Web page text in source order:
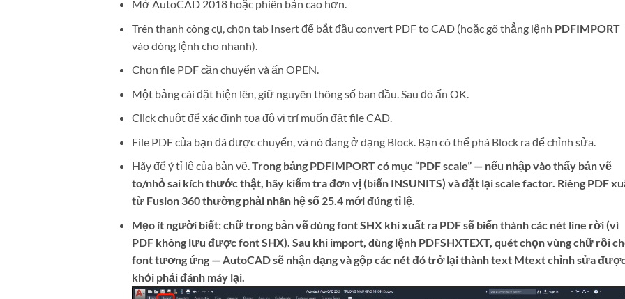
Mở AutoCAD 2018 hoặc phiên bản cao hơn.
Trên thanh công cụ, chọn tab Insert để bắt đầu convert PDF to CAD (hoặc gõ thẳng lệnh PDFIMPORT
vào dòng lệnh cho nhanh).
Chọn file PDF cần chuyển và ấn OPEN.
Một bảng cài đặt hiện lên, giữ nguyên thông số ban đầu. Sau đó ấn OK.
Click chuột để xác định tọa độ vị trí muốn đặt file CAD.
File PDF của bạn đã được chuyển, và nó đang ở dạng Block. Bạn có thể phá Block ra để chỉnh sửa.
Hãy để ý tỉ lệ của bản vẽ.Trong bảng PDFIMPORT có mục “PDF scale” — nếu nhập vào thấy bản vẽ
to/nhỏ sai kích thước thật, hãy kiểm tra đơn vị (biến INSUNITS) và đặt lại scale factor. Riêng PDF
từ Fusion 360 thường phải nhân hệ số 25.4 mới đúng tỉ lệ.
Mẹo ít người biết: chữ trong bản vẽ dùng font SHX khi xuất ra PDF sẽ biến thành các nét line rời (vì
PDF không lưu được font SHX). Sau khi import, dùng lệnh PDFSHXTEXT, quét chọn vùng chữ rồi
font tương ứng — AutoCAD sẽ nhận dạng và gộp các nét đó trở lại thành text Mtext chỉnh sửa
khỏi phải đánh máy lại.